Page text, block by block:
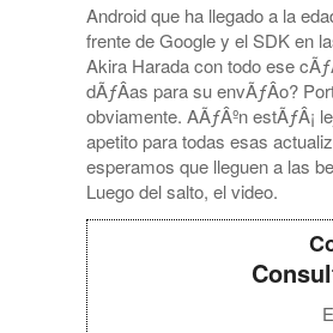
Android que ha llegado a la
frente de Google y el SDK en
Akira Harada con todo ese
dÃƒÂ­as para su envÃƒÂ­o?
obviamente. AÃƒÂºn estÃƒÂ¡
apetito para todas esas
esperamos que lleguen a las
Luego del salto, el video.